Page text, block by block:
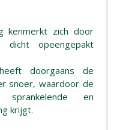
kenmerkt zich door
opeengepakt
doorgaans de
snoer, waardoor de
en
krijgt.